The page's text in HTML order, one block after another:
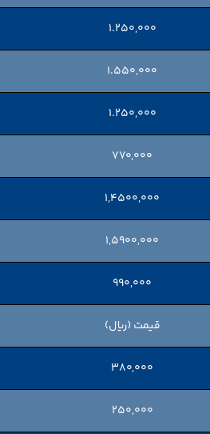
۱.۲۵۰,۰۰۰
۱.۵۵۰,۰۰۰
۱.۲۵۰,۰۰۰
۷۷۰,۰۰۰
۱,۴۵۰۰,۰۰۰
۱,۵۹۰۰,۰۰۰
۹۹۰,۰۰۰
قیمت (ریال)
۳۸۰,۰۰۰
۲۵۰,۰۰۰